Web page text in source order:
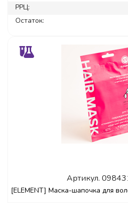
РРЦ:
Остаток:
Артикул.
[ELEMENT] Маска-шапочка для